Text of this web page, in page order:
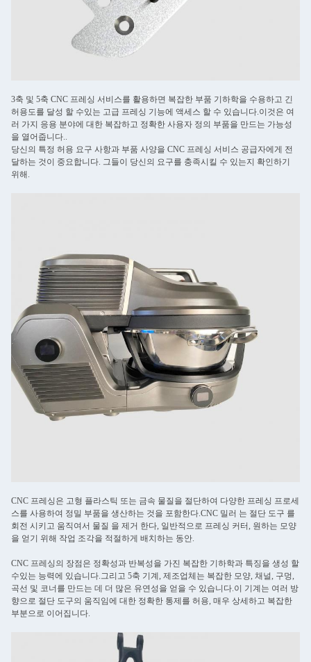
3축 및 5축 CNC 프레싱 서비스를 활용하면 복잡한 부품 기하학을 수용하고 긴
허용도를 달성 할 수있는 고급 프레싱 기능에 액세스 할 수 있습니다.이것은 여
러 가지 응용 분야에 대한 복잡하고 정확한 사용자 정의 부품을 만드는 가능성
을 열어줍니다..
당신의 특정 허용 요구 사항과 부품 사양을 CNC 프레싱 서비스 공급자에게 전
달하는 것이 중요합니다. 그들이 당신의 요구를 충족시킬 수 있는지 확인하기
위해.
CNC 프레싱은 고형 플라스틱 또는 금속 물질을 절단하여 다양한 프레싱 프로세
스를 사용하여 정밀 부품을 생산하는 것을 포함한다.CNC 밀러 는 절단 도구 를
회전 시키고 움직여서 물질 을 제거 한다, 일반적으로 프레싱 커터, 원하는 모양
을 얻기 위해 작업 조각을 적절하게 배치하는 동안.
CNC 프레싱의 장점은 정확성과 반복성을 가진 복잡한 기하학과 특징을 생성 할
수있는 능력에 있습니다.그리고 5축 기계, 제조업체는 복잡한 모양, 채널, 구멍,
곡선 및 코너를 만드는 데 더 많은 유연성을 얻을 수 있습니다.이 기계는 여러 방
향으로 절단 도구의 움직임에 대한 정확한 통제를 허용, 매우 상세하고 복잡한
부분으로 이어집니다.